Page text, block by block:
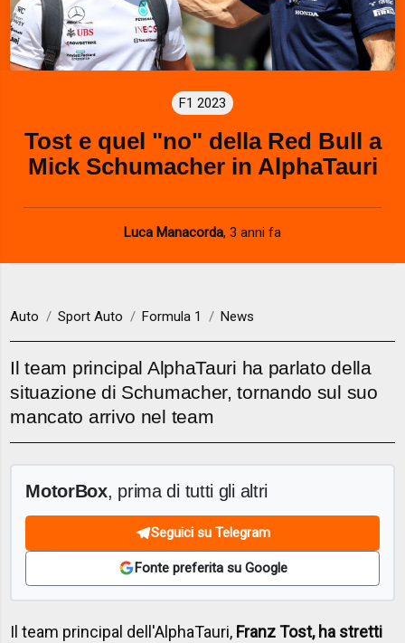
F1 2023
Tost e quel "no" della Red Bull a
Mick Schumacher in AlphaTauri
Luca Manacorda, 3 anni fa
Auto Sport Auto Formula 1 News
Il team principal AlphaTauri ha parlato della
situazione di Schumacher, tornando sul suo
mancato arrivo nel team
MotorBox, prima di tutti gli altri
Seguici su Telegram
Fonte preferita su Google
Il team principal dell'AlphaTauri, Franz Tost, ha stretti